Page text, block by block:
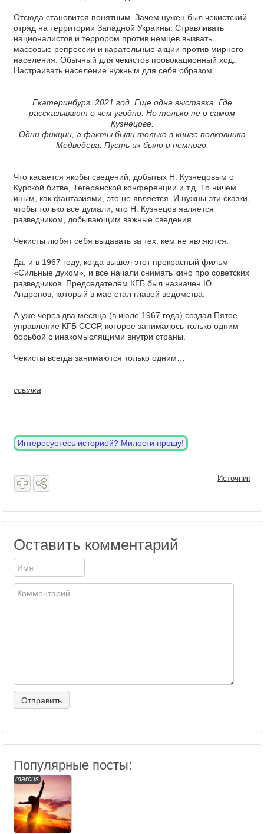
Отсюда становится понятным. Зачем нужен был чекистский
отряд на территории Западной Украины. Стравливать
националистов и террором против немцев вызвать
массовые репрессии и карательные акции против мирного
населения. Обычный для чекистов провокационный ход.
Настраивать население нужным для себя образом.
Екатеринбург, 2021 год. Еще одна выставка. Где
рассказывают о чем угодно. Но только не о самом
Кузнецове.
Одни фикции, а факты были только в книге полковника
Медведева. Пусть их было и немного.
Что касается якобы сведений, добытых Н. Кузнецовым о
Курской битве, Тегеранской конференции и т.д. То ничем
иным, как фантазиями, это не является. И нужны эти сказки,
чтобы только все думали, что Н. Кузнецов является
разведчиком, добывающим важные сведения.
Чекисты любят себя выдавать за тех, кем не являются.
Да, и в 1967 году, когда вышел этот прекрасный фильм
«Сильные духом», и все начали снимать кино про советских
разведчиков. Председателем КГБ был назначен Ю.
Андропов, который в мае стал главой ведомства.
А уже через два месяца (в июле 1967 года) создал Пятое
управление КГБ СССР, которое занималось только одним –
борьбой с инакомыслящими внутри страны.
Чекисты всегда занимаются только одним…
ссылка
Интересуетесь историей? Милости прошу!
Источник
Оставить комментарий
Популярные посты:
marcus